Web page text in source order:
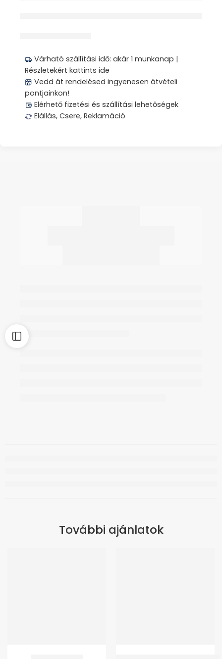
Várható szállítási idő: akár 1 munkanap |
Részletekért kattints ide
Vedd át rendelésed ingyenesen átvételi
pontjainkon!
Elérhető fizetési és szállítási lehetőségek
Elállás, Csere, Reklamáció
További ajánlatok